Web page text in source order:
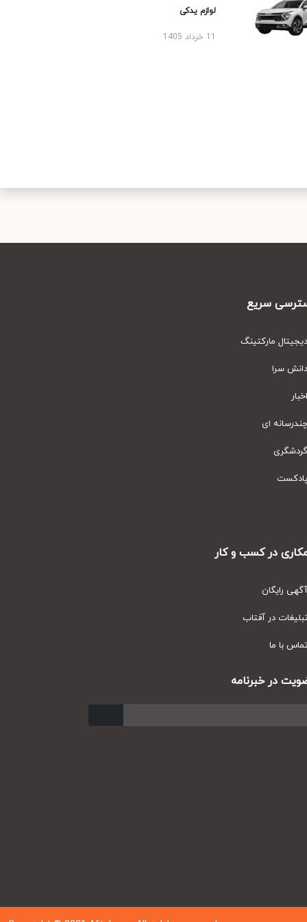
لوازم یدکی
سریع
مارکتینگ
سرا
ای
در کسب و کار
رایگان
در آفتاب
با ما
در خبرنامه